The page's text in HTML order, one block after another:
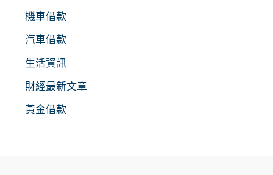
機車借款
汽車借款
生活資訊
財經最新文章
黃金借款